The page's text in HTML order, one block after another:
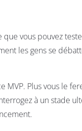
vous pouvez
les gens se
MVP. Plus vous le
à un stade